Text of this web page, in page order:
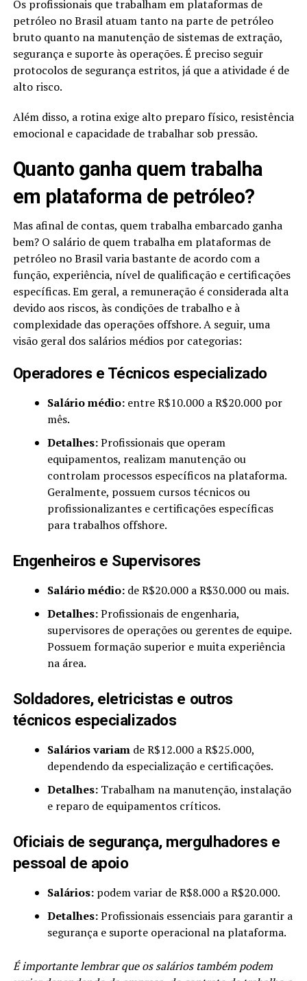
Os profissionais que trabalham em plataformas de
petróleo no Brasil atuam tanto na parte de petróleo
bruto quanto na manutenção de sistemas de extração,
segurança e suporte às operações. É preciso seguir
protocolos de segurança estritos, já que a atividade é de
alto risco.
Além disso, a rotina exige alto preparo físico, resistência
emocional e capacidade de trabalhar sob pressão.
Quanto ganha quem trabalha
em plataforma de petróleo?
Mas afinal de contas, quem trabalha embarcado ganha
bem? O salário de quem trabalha em plataformas de
petróleo no Brasil varia bastante de acordo com a
função, experiência, nível de qualificação e certificações
específicas. Em geral, a remuneração é considerada alta
devido aos riscos, às condições de trabalho e à
complexidade das operações offshore. A seguir, uma
visão geral dos salários médios por categorias:
Operadores e Técnicos especializado
Salário médio:entre R$10.000 a R$20.000 por
mês.
Detalhes:Profissionais que operam
equipamentos, realizam manutenção ou
controlam processos específicos na plataforma.
Geralmente, possuem cursos técnicos ou
profissionalizantes e certificações específicas
para trabalhos offshore.
Engenheiros e Supervisores
Salário médio:de R$20.000 a R$30.000 ou mais.
Detalhes:Profissionais de engenharia,
supervisores de operações ou gerentes de equipe.
Possuem formação superior e muita experiência
na área.
Soldadores, eletricistas e outros
técnicos especializados
Salários variamde R$12.000 a R$25.000,
dependendo da especialização e certificações.
Detalhes:Trabalham na manutenção, instalação
e reparo de equipamentos críticos.
Oficiais de segurança, mergulhadores e
pessoal de apoio
Salários:podem variar de R$8.000 a R$20.000.
Detalhes:Profissionais essenciais para garantir a
segurança e suporte operacional na plataforma.
É importante lembrar que os salários também podem